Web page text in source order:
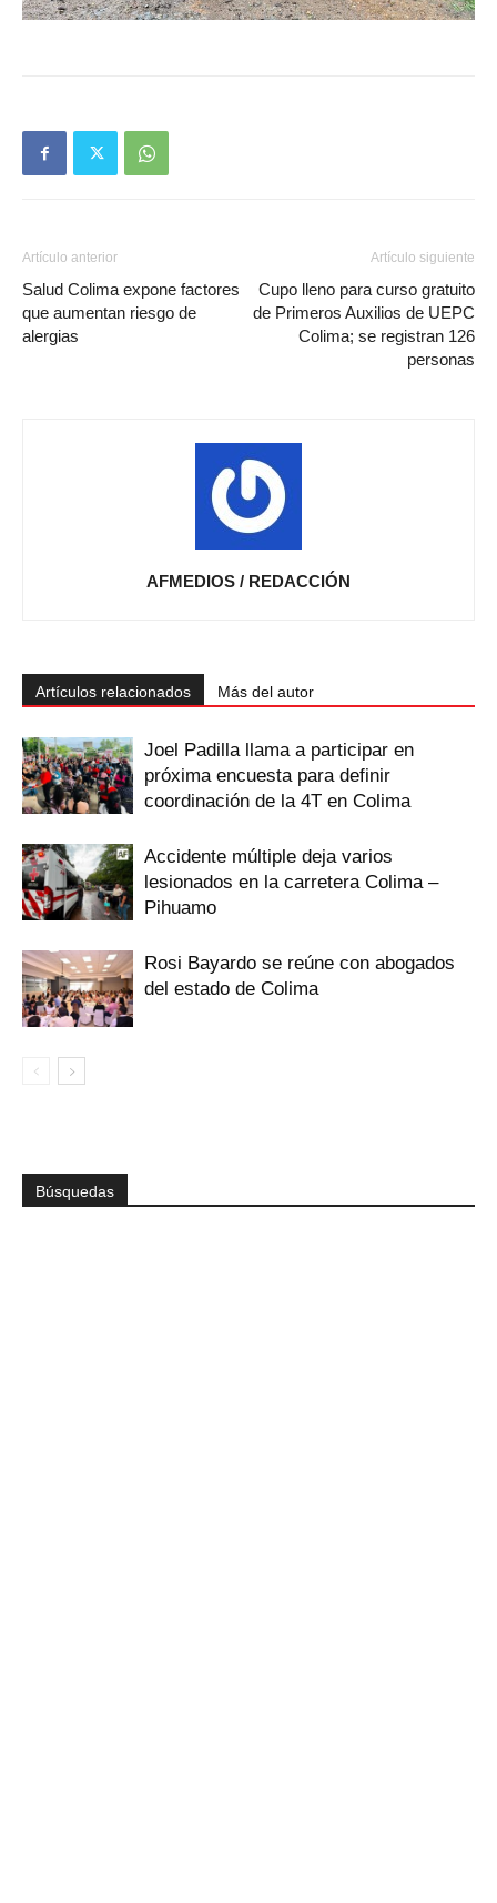
Artículo anterior
Salud Colima expone factores
que aumentan riesgo de
alergias
Artículo siguiente
Cupo lleno para curso gratuito
de Primeros Auxilios de UEPC
Colima; se registran 126
personas
AFMEDIOS / REDACCIÓN
Artículos relacionados Más del autor
Joel Padilla llama a participar en
próxima encuesta para definir
coordinación de la 4T en Colima
Accidente múltiple deja varios
lesionados en la carretera Colima –
Pihuamo
Rosi Bayardo se reúne con abogados
del estado de Colima
Búsquedas